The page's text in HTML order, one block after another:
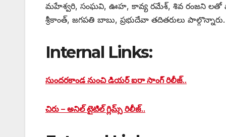
మహేశ్వరి, సంఘవి, ఊహ, కావ్య రమేశ్, శివ రంజని లతో
శ్రీకాంత్, జగపతి బాబు, ప్రభుదేవా తదితరులు
Internal Links:
సుందరకాండ నుంచి డియర్ ఐరా సాంగ్ రిలీజ్..
చిరు – అనిల్ టైటిల్ గ్లిమ్స్ రిలీజ్..